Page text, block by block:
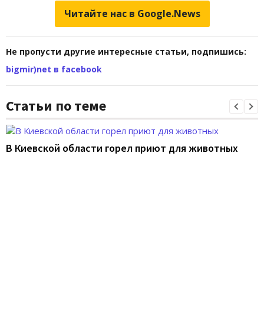
Читайте нас в Google.News
Не пропусти другие интересные статьи, подпишись:
bigmir)net в facebook
Статьи по теме
В Киевской области горел приют для животных